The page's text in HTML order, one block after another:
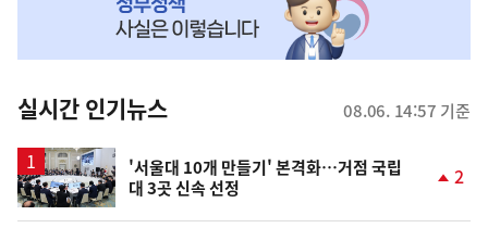
뉴
스
실시간 인기뉴스 08.06. 14:57 기준
'서울대 10개 만들기' 본격화…거점 국립
대 3곳 신속 선정
계
2